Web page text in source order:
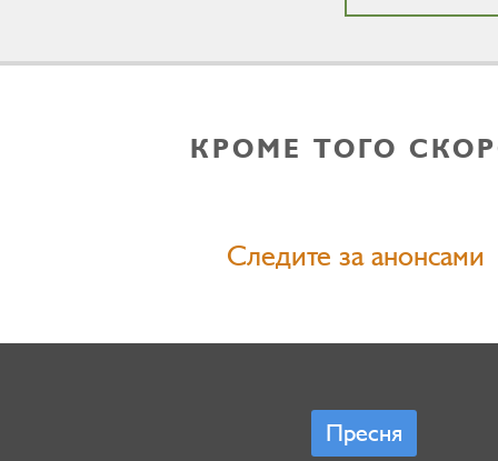
КРОМЕ ТОГО
Следите за анонсами
Пресня